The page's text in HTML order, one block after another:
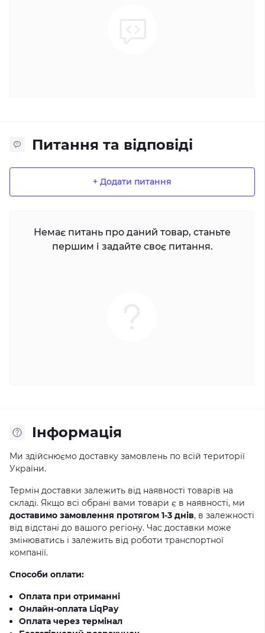
Питання та відповіді
+ Додати питання
Немає питань про даний товар, станьте
першим і задайте своє питання.
Iнформація
Ми здійснюємо доставку замовлень по всій території
України.
Термін доставки залежить від наявності товарів на
складі. Якщо всі обрані вами товари є в наявності, ми
доставимо замовлення протягом 1-3 днів, в залежності
від відстані до вашого регіону. Час доставки може
змінюватись і залежить від роботи транспортної
компанії.
Способи оплати:
Оплата при отриманні
Онлайн-оплата LiqPay
Оплата через термінал